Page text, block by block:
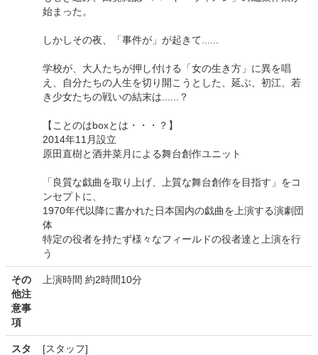
始まった。
しかしその夜、「事件が」が起きて......
学校が、大人たちが押し付ける「女の生き方」に異を唱
え、自分たちの人生を切り開こうとした、延ぶ、初江、若
き少女たちの戦いの結末は......？
【ことのはboxとは・・・？】
2014年11月設立
​原田直樹と酒井菜月による舞台創作ユニット
「良質な戯曲を取り上げ、上質な舞台創作を目指す」をコ
ンセプトに、
1970年代以降に書かれた日本国内の戯曲を上演する演劇団
体
特定の役者を持たず様々なフィールドの役者達と上演を行
う
その
他注
意事
項
上演時間 約2時間10分
スタ
[スタッフ]